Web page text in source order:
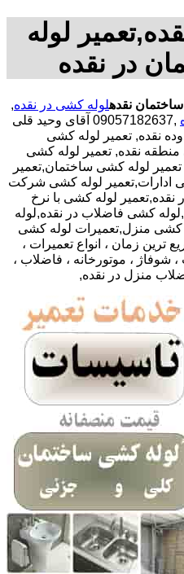
لوله
در نقده
نقدهلوله کشی در نقده,
,09057182637 آقای وحید قلی
نقده, تعمیر لوله کشی
نقده, تعمیر لوله کشی
لوله کشی ساختمان,تعمیر
ادارات,تعمیر لوله کشی شرکت
نقده,تعمیر لوله کشی با نرخ
کشی فاضلاب در نقده,لوله
منزل,تعمیرات لوله کشی
ترین زمان ، انواع تعمیرات ،
، موتورخانه ، فاضلاب ،
منزل در نقده,